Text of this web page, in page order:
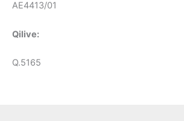
AE4413/01
Qilive:
Q.5165